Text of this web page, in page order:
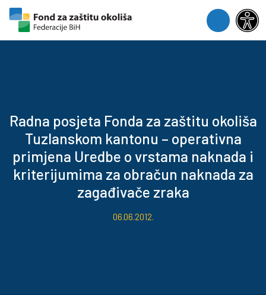
Skip to content
Skip to footer
Menu
Radna posjeta Fonda za zaštitu okoliša
Tuzlanskom kantonu – operativna
primjena Uredbe o vrstama naknada i
kriterijumima za obračun naknada za
zagađivače zraka
06.06.2012.